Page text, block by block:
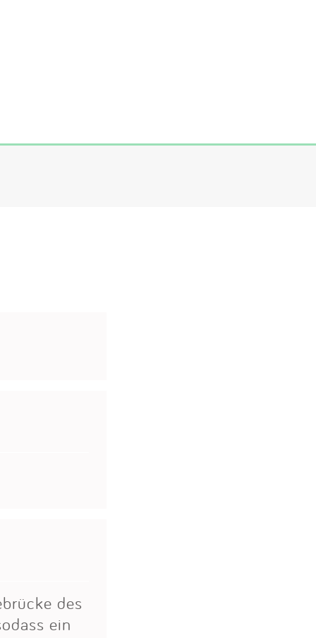
des
ein